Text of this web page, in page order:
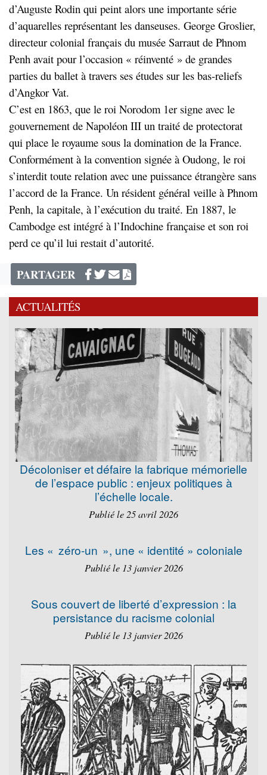
d’Auguste Rodin qui peint alors une importante série
d’aquarelles représentant les danseuses. George Groslier,
directeur colonial français du musée Sarraut de Phnom
Penh avait pour l’occasion « réinventé » de grandes
parties du ballet à travers ses études sur les bas-reliefs
d’Angkor Vat.
C’est en 1863, que le roi Norodom 1er signe avec le
gouvernement de Napoléon III un traité de protectorat
qui place le royaume sous la domination de la France.
Conformément à la convention signée à Oudong, le roi
s’interdit toute relation avec une puissance étrangère sans
l’accord de la France. Un résident général veille à Phnom
Penh, la capitale, à l’exécution du traité. En 1887, le
Cambodge est intégré à l’Indochine française et son roi
perd ce qu’il lui restait d’autorité.
PARTAGER
ACTUALITÉS
Décoloniser et défaire la fabrique mémorielle
de l’espace public : enjeux politiques à
l’échelle locale.
Publié le 25 avril 2026
Les « zéro-un », une « identité » coloniale
Publié le 13 janvier 2026
Sous couvert de liberté d’expression : la
persistance du racisme colonial
Publié le 13 janvier 2026